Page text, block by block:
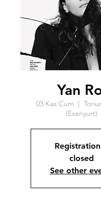
Yan
03 Kas Cum
  |
(Esenyurt)
closed
See other